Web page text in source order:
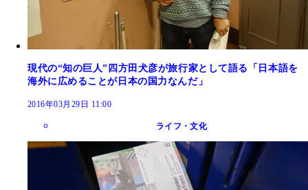
現代の“知の巨人”四方田犬彦が旅行家として語る「日本語を
海外に広めることが日本の国力なんだ」
2016年03月29日 11:00
ライフ・文化